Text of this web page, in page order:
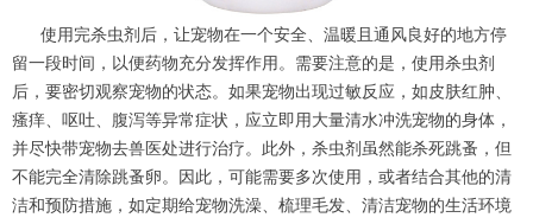
使用完杀虫剂后，让宠物在一个安全、温暖且通风良好的地方停
留一段时间，以便药物充分发挥作用。需要注意的是，使用杀虫剂
后，要密切观察宠物的状态。如果宠物出现过敏反应，如皮肤红肿、
瘙痒、呕吐、腹泻等异常症状，应立即用大量清水冲洗宠物的身体，
并尽快带宠物去兽医处进行治疗。此外，杀虫剂虽然能杀死跳蚤，但
不能完全清除跳蚤卵。因此，可能需要多次使用，或者结合其他的清
洁和预防措施，如定期给宠物洗澡、梳理毛发、清洁宠物的生活环境